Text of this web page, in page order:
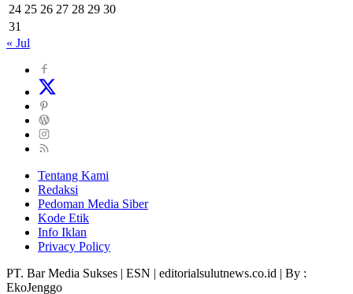
24 25 26 27 28 29 30
31
« Jul
Tentang Kami
Redaksi
Pedoman Media Siber
Kode Etik
Info Iklan
Privacy Policy
PT. Bar Media Sukses | ESN | editorialsulutnews.co.id | By :
EkoJenggo